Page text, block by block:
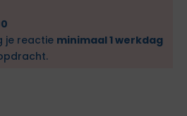
je reactie minimaal 1 werkdag